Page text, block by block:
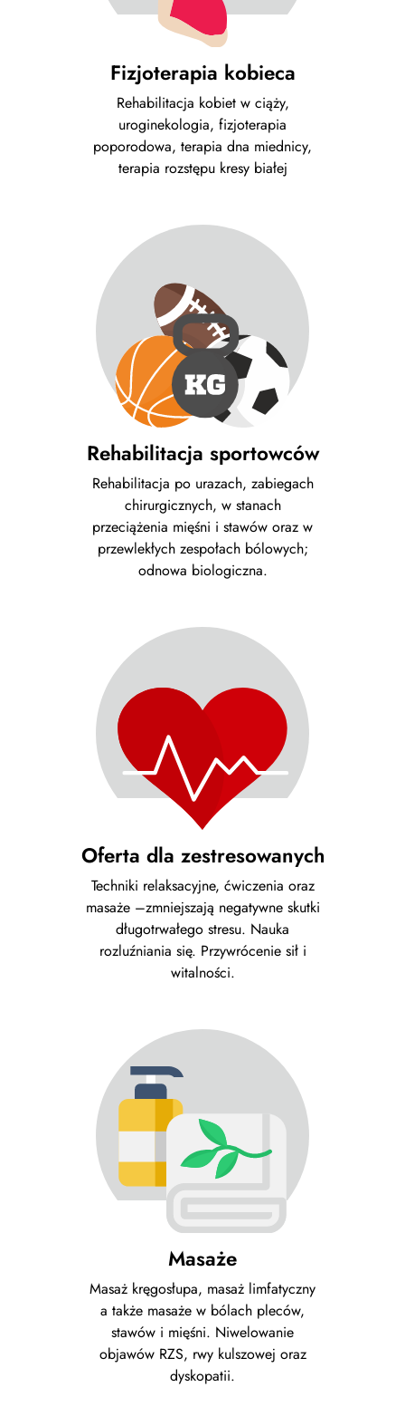
Fizjoterapia kobieca
Rehabilitacja kobiet w ciąży,
uroginekologia, fizjoterapia
poporodowa, terapia dna miednicy,
terapia rozstępu kresy białej
Rehabilitacja sportowców
Rehabilitacja po urazach, zabiegach
chirurgicznych, w stanach
przeciążenia mięśni i stawów oraz w
przewlekłych zespołach bólowych;
odnowa biologiczna.
Oferta dla zestresowanych
Techniki relaksacyjne, ćwiczenia oraz
masaże –zmniejszają negatywne skutki
długotrwałego stresu. Nauka
rozluźniania się. Przywrócenie sił i
witalności.
Masaże
Masaż kręgosłupa, masaż limfatyczny
a także masaże w bólach pleców,
stawów i mięśni. Niwelowanie
objawów RZS, rwy kulszowej oraz
dyskopatii.